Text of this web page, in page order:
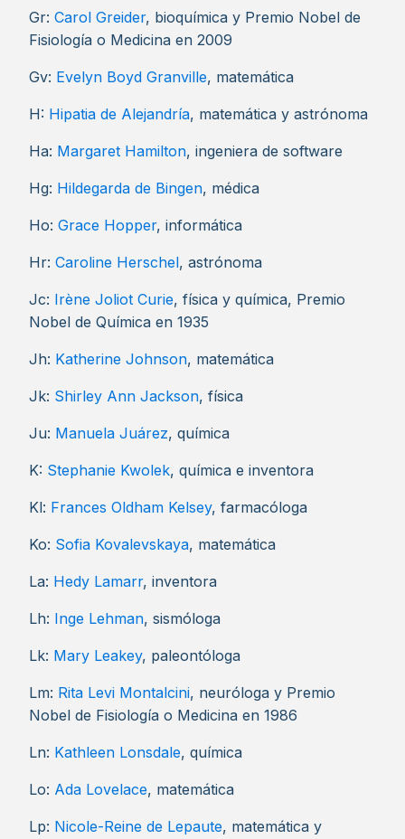
Gr: Carol Greider, bioquímica y Premio Nobel de
Fisiología o Medicina en 2009
Gv: Evelyn Boyd Granville, matemática
H: Hipatia de Alejandría, matemática y astrónoma
Ha: Margaret Hamilton, ingeniera de software
Hg: Hildegarda de Bingen, médica
Ho: Grace Hopper, informática
Hr: Caroline Herschel, astrónoma
Jc: Irène Joliot Curie, física y química, Premio
Nobel de Química en 1935
Jh: Katherine Johnson, matemática
Jk: Shirley Ann Jackson, física
Ju: Manuela Juárez, química
K: Stephanie Kwolek, química e inventora
Kl: Frances Oldham Kelsey, farmacóloga
Ko: Sofia Kovalevskaya, matemática
La: Hedy Lamarr, inventora
Lh: Inge Lehman, sismóloga
Lk: Mary Leakey, paleontóloga
Lm: Rita Levi Montalcini, neuróloga y Premio
Nobel de Fisiología o Medicina en 1986
Ln: Kathleen Lonsdale, química
Lo: Ada Lovelace, matemática
Lp: Nicole-Reine de Lepaute, matemática y